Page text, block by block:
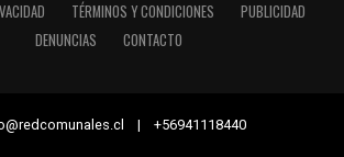
TÉRMINOS Y CONDICIONES
PUBLICIDAD
DENUNCIAS
CONTACTO
| +56941118440